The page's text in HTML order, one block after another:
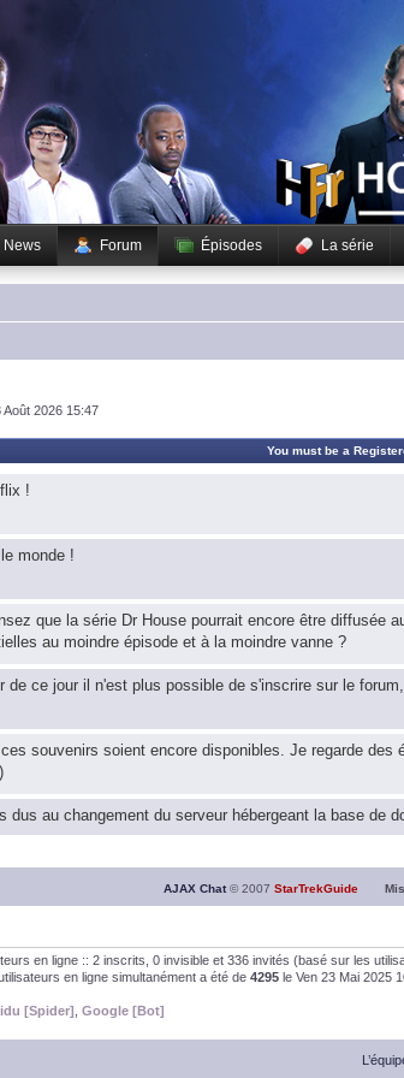
News Forum Épisodes La série
2026 15:47
You must be a
!
monde !
que la série Dr House pourrait encore être diffusée
au moindre épisode et à la moindre vanne ?
de ce jour il n'est plus possible de s'inscrire sur le
souvenirs soient encore disponibles. Je regarde des
dus au changement du serveur hébergeant la base de
trop marché. JE vous souhaite une année 2021 plus
nous n'avons pas fait les survivor des épisodes issus
!
AJAX Chat© 2007 StarTrekGuide
en ligne :: 2 inscrits, 0 invisible et 336 invités (basé sur les
en ligne simultanément a été de 4295 le Ven 23 Mai 2025
[Spider] Google [Bot]